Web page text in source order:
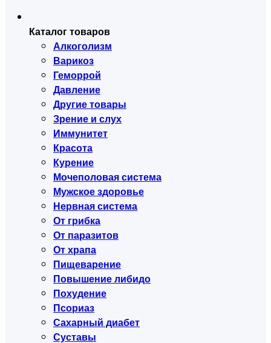
Каталог товаров
Алкоголизм
Варикоз
Геморрой
Давление
Другие товары
Зрение и слух
Иммунитет
Красота
Курение
Мочеполовая система
Мужское здоровье
Нервная система
От грибка
От паразитов
От храпа
Пищеварение
Повышение либидо
Похудение
Псориаз
Сахарный диабет
Суставы